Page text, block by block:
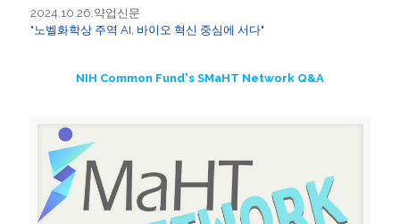
2024.10.26.약업신문
"노벨화학상 주역 AI, 바이오 혁신 중심에 서다"
NIH Common Fund's SMaHT Network Q&A